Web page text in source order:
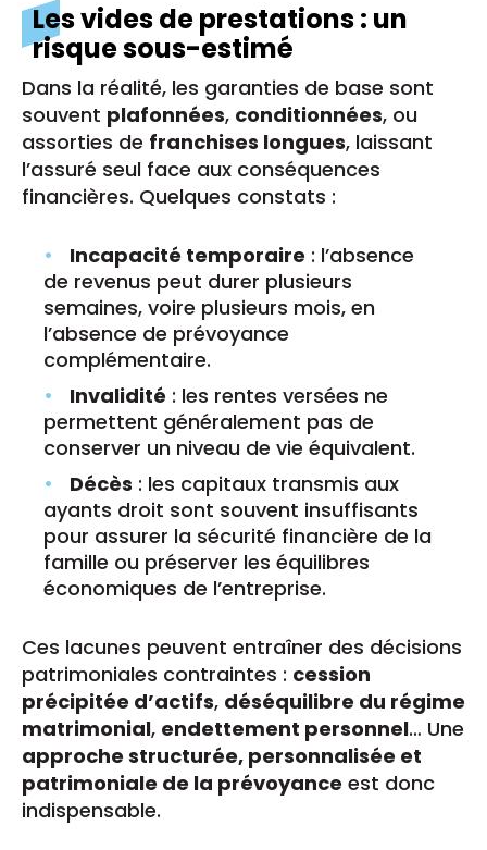
Les vides de prestations : un
risque sous-estimé
Dans la réalité, les garanties de base sont
souvent plafonnées, conditionnées, ou
assorties de franchises longues, laissant
l’assuré seul face aux conséquences
financières. Quelques constats :
Incapacité temporaire : l’absence
de revenus peut durer plusieurs
semaines, voire plusieurs mois, en
l’absence de prévoyance
complémentaire.
Invalidité : les rentes versées ne
permettent généralement pas de
conserver un niveau de vie équivalent.
Décès : les capitaux transmis aux
ayants droit sont souvent insuffisants
pour assurer la sécurité financière de la
famille ou préserver les équilibres
économiques de l’entreprise.
Ces lacunes peuvent entraîner des décisions
patrimoniales contraintes : cession
précipitée d’actifs, déséquilibre du régime
matrimonial, endettement personnel… Une
approche structurée, personnalisée et
patrimoniale de la prévoyance est donc
indispensable.